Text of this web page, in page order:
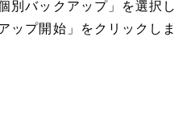
別バックアップ」を選択し
ップ開始」をクリックしま